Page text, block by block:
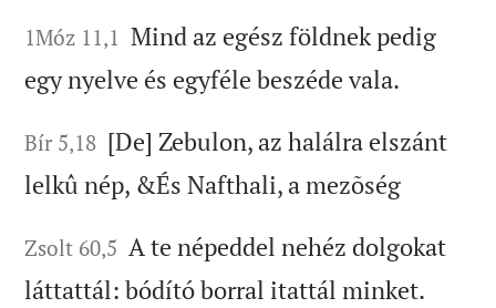
1Móz 11,1 Mind az egész földnek pedig
egy nyelve és egyféle beszéde vala.
Bír 5,18 [De] Zebulon, az halálra elszánt
lelkû nép, &És Nafthali, a mezõség
Zsolt 60,5 A te népeddel nehéz dolgokat
láttattál: bódító borral itattál minket.